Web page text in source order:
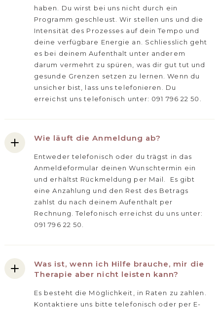
haben. Du wirst bei uns nicht durch ein
Programm geschleust. Wir stellen uns und die
Intensität des Prozesses auf dein Tempo und
deine verfügbare Energie an. Schliesslich geht
es bei deinem Aufenthalt unter anderem
darum vermehrt zu spüren, was dir gut tut und
gesunde Grenzen setzen zu lernen. Wenn du
unsicher bist, lass uns telefonieren. Du
erreichst uns telefonisch unter: 091 796 22 50.
Wie läuft die Anmeldung ab?
Entweder telefonisch oder du trägst in das
Anmeldeformular deinen Wunschtermin ein
und erhältst Rückmeldung per Mail. Es gibt
eine Anzahlung und den Rest des Betrags
zahlst du nach deinem Aufenthalt per
Rechnung. Telefonisch erreichst du uns unter:
091 796 22 50.
Was ist, wenn ich Hilfe brauche, mir die
Therapie aber nicht leisten kann?
Es besteht die Möglichkeit, in Raten zu zahlen.
Kontaktiere uns bitte telefonisch oder per E-